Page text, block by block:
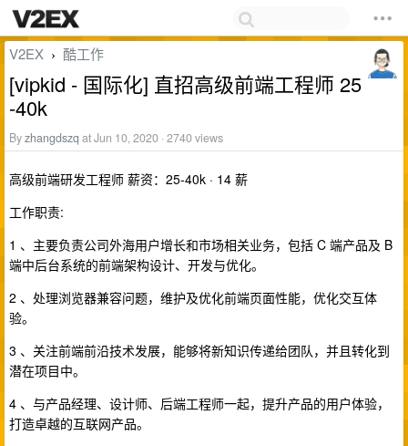
V2EX › 酷工作
[vipkid - 国际化] 直招高级前端工程师 25
-40k
Byzhangdszq at Jun 10, 2020 · 2740 views
高级前端研发工程师 薪资：25-40k · 14 薪
工作职责:
1 、主要负责公司外海用户增长和市场相关业务，包括 C 端产品及 B
端中后台系统的前端架构设计、开发与优化。
2 、处理浏览器兼容问题，维护及优化前端页面性能，优化交互体
验。
3 、关注前端前沿技术发展，能够将新知识传递给团队，并且转化到
潜在项目中。
4 、与产品经理、设计师、后端工程师一起，提升产品的用户体验，
打造卓越的互联网产品。